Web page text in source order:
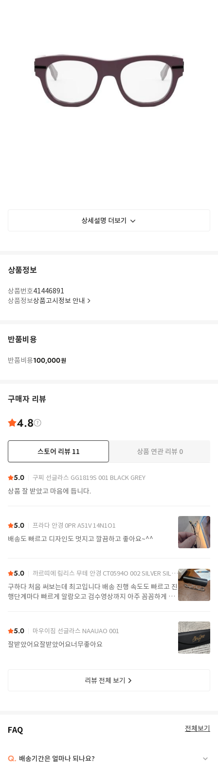
상세설명 더보기
상품정보
상품번호41446891
상품정보상품고시정보 안내
반품비용
반품비용100,000원
구매자 리뷰
4.8
스토어 리뷰 11 상품 연관 리뷰 0
5.0 구찌 선글라스 GG1819S 001 BLACK GREY
상품 잘 받았고 마음에 듭니다.
5.0 프라다 안경 0PR A51V 14N1O1
배송도 빠르고 디자인도 멋지고 깔끔하고 좋아요~^^
5.0 까르띠에 림리스 무테 안경 CT0594O 002 SILVER SILVER TRANSPARENT
구하다 처음 써보는데 최고입니다 배송 진행 속도도 빠르고 진
행단계마다 빠르게 알람오고 검수영상까지 아주 꼼꼼하게 찍
5.0 마우이짐 선글라스 NAAUAO 001
잘받았어요잘받았어요너무좋아요
리뷰 전체 보기
FAQ 전체보기
Q. 배송기간은 얼마나 되나요?